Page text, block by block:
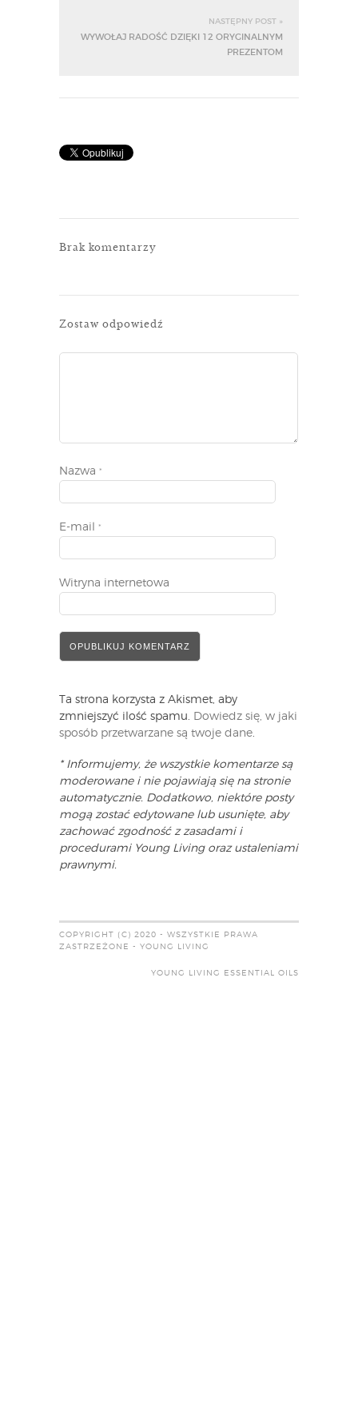
NASTĘPNY POST »
WYWOŁAJ RADOŚĆ DZIĘKI 12 ORYGINALNYM
PREZENTOM
Brak komentarzy
Zostaw odpowiedź
Nazwa *
E-mail *
Witryna internetowa
Ta strona korzysta z Akismet, aby
zmniejszyć ilość spamu. Dowiedz się, w jaki
sposób przetwarzane są twoje dane.
* Informujemy, że wszystkie komentarze są
moderowane i nie pojawiają się na stronie
automatycznie. Dodatkowo, niektóre posty
mogą zostać edytowane lub usunięte, aby
zachować zgodność z zasadami i
procedurami Young Living oraz ustaleniami
prawnymi.
COPYRIGHT (C) 2020 - WSZYSTKIE PRAWA
ZASTRZEŻONE - YOUNG LIVING
YOUNG LIVING ESSENTIAL OILS